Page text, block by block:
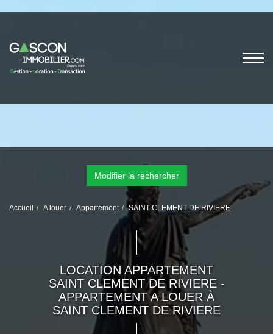
Modifier la rechercher
Accueil A louer Appartement SAINT CLEMENT DE RIVIERE
LOCATION APPARTEMENT
SAINT CLEMENT DE RIVIERE -
APPARTEMENT A LOUER À
SAINT CLEMENT DE RIVIERE